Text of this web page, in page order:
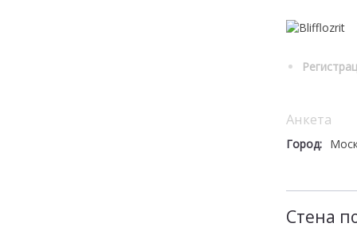
Анкета
Город:
Стена